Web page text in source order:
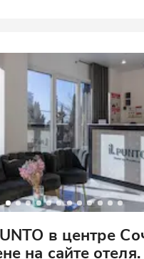
в центре
на сайте отеля.